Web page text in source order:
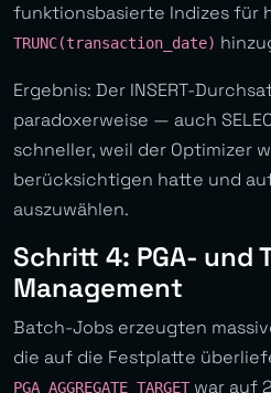
funktionsbasierte Indizes für
TRUNC(transaction_date)
Ergebnis: Der INSERT-
paradoxerweise — auch
schneller, weil der Optimizer
berücksichtigen hatte und
auszuwählen.
Schritt 4: PGA- und
Management
Batch-Jobs erzeugten
die auf die Festplatte
PGA_AGGREGATE_TARGETwar auf